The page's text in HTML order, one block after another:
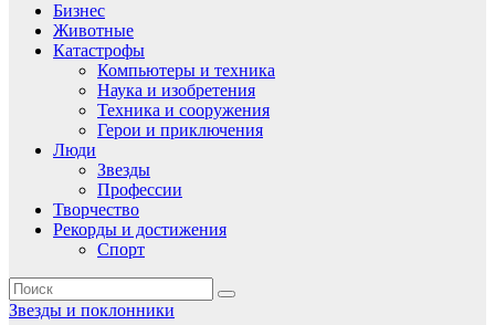
Бизнес
Животные
Катастрофы
Компьютеры и техника
Наука и изобретения
Техника и сооружения
Герои и приключения
Люди
Звезды
Профессии
Творчество
Рекорды и достижения
Спорт
Звезды и поклонники